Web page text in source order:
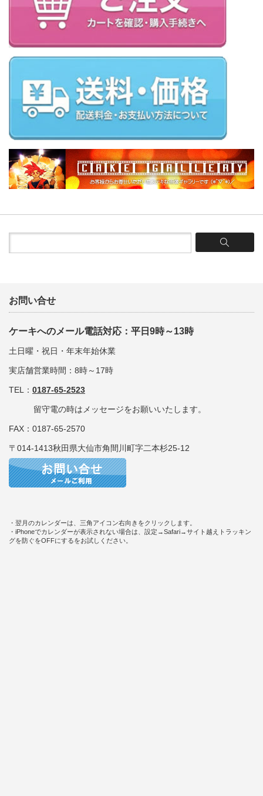
お問い合せ
ケーキへのメール電話対応：平日9時～13時
土日曜・祝日・年末年始休業
実店舗営業時間：8時～17時
TEL： 0187-65-2523
留守電の時はメッセージをお願いいたします。
FAX：0187-65-2570
〒014-1413秋田県大仙市角間川町字二本杉25-12
・翌月のカレンダーは、三角アイコン右向きをクリックします。
・iPhoneでカレンダーが表示されない場合は、設定→Safari→サイト越えトラッキン
グを防ぐをOFFにするをお試しください。